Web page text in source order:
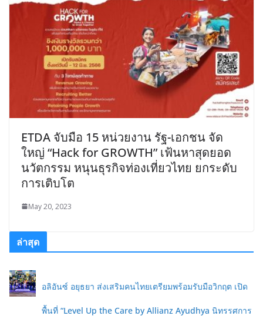
ETDA จับมือ 15 หน่วยงาน รัฐ-เอกชน จัด
ใหญ่ “Hack for GROWTH” เฟ้นหาสุดยอด
นวัตกรรม หนุนธุรกิจท่องเที่ยวไทย ยกระดับ
การเติบโต
May 20, 2023
ล่าสุด
อลิอันซ์ อยุธยา ส่งเสริมคนไทยเตรียมพร้อมรับมือวิกฤต เปิด
พื้นที่ “Level Up the Care by Allianz Ayudhya นิทรรศการ